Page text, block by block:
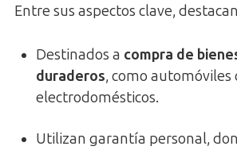
Entre sus aspectos clave,
Destinados a compra de
duraderos, como automóviles
electrodomésticos.
Utilizan garantía personal,